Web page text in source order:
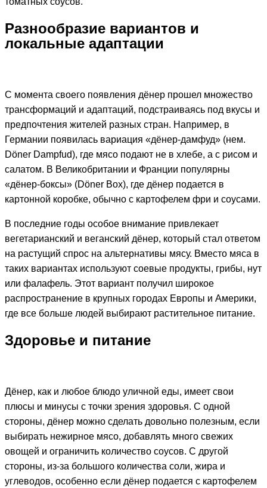
Разнообразие вариантов и
локальные адаптации
С момента своего появления дёнер прошел множество
трансформаций и адаптаций, подстраиваясь под вкусы и
предпочтения жителей разных стран. Например, в
Германии появилась вариация «дёнер-дамфуд» (нем.
Döner Dampfud), где мясо подают не в хлебе, а с рисом и
салатом. В Великобритании и Франции популярны
«дёнер-боксы» (Döner Box), где дёнер подается в
картонной коробке, обычно с картофелем фри и соусами.
В последние годы особое внимание привлекает
вегетарианский и веганский дёнер, который стал ответом
на растущий спрос на альтернативы мясу. Вместо мяса в
таких вариантах используют соевые продукты, грибы, нут
или фалафель. Этот вариант получил широкое
распространение в крупных городах Европы и Америки,
где все больше людей выбирают растительное питание.
Здоровье и питание
Дёнер, как и любое блюдо уличной еды, имеет свои
плюсы и минусы с точки зрения здоровья. С одной
стороны, дёнер можно сделать довольно полезным, если
выбирать нежирное мясо, добавлять много свежих
овощей и ограничить количество соусов. С другой
стороны, из-за большого количества соли, жира и
углеводов, особенно если дёнер подается с картофелем